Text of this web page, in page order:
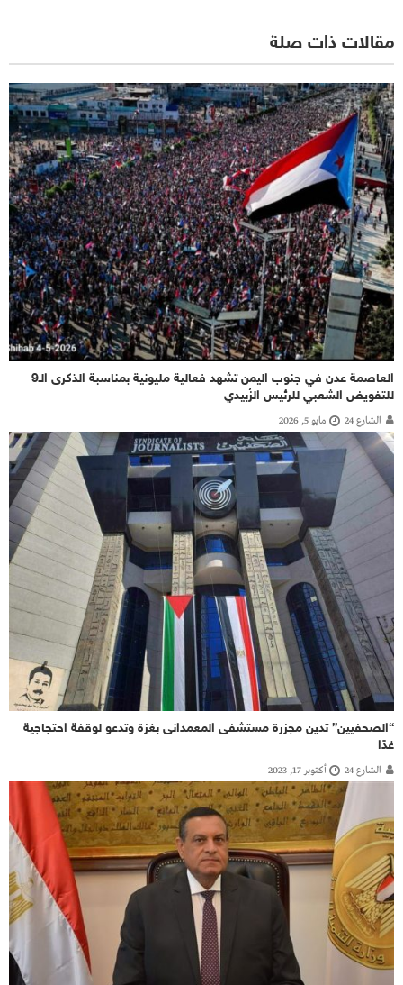
مقالات ذات صلة
العاصمة عدن في جنوب اليمن تشهد فعالية مليونية بمناسبة الذكرى الـ9
للتفويض الشعبي للرئيس الزُبيدي
الشارع 24 مايو 5, 2026
“الصحفيين” تدين مجزرة مستشفى المعمدانى بغزة وتدعو لوقفة احتجاجية
غدًا
الشارع 24 أكتوبر 17, 2023